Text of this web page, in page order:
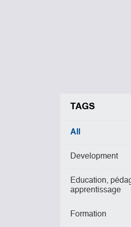
TAGS
All
Development
Education,
apprentissage
Formation